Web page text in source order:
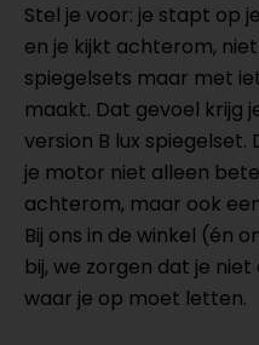
Stel je voor: je stapt op
en je kijkt achterom,
spiegelsets maar met
maakt. Dat gevoel krijg
version B lux
je motor niet alleen
achterom, maar ook
Bij ons in de winkel (én
bij, we zorgen dat je
waar je op moet letten.